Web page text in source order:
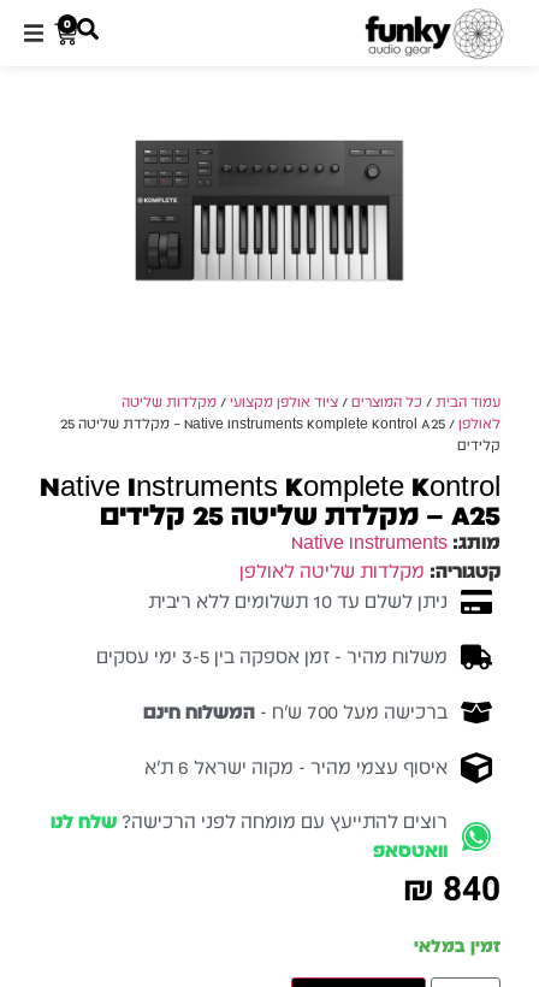
0
עמוד הבית / כל המוצרים /ציוד אולפן מקצועי /מקלדות שליטה
לאולפן
/ Native Instruments Komplete Kontrol A25 – מקלדת שליטה 25
קלידים
Native Instruments Komplete Kontrol
A25 – מקלדת שליטה 25 קלידים
מותג:Native Instruments
קטגוריה: מקלדות שליטה לאולפן
ניתן לשלם עד 10 תשלומים ללא ריבית
משלוח מהיר - זמן אספקה בין 3-5 ימי עסקים
ברכישה מעל 700 ש״ח - המשלוח חינם
איסוף עצמי מהיר - מקוה ישראל 6 ת״א
רוצים להתייעץ עם מומחה לפני הרכישה? שלח לנו
וואטסאפ
₪ 840
זמין במלאי